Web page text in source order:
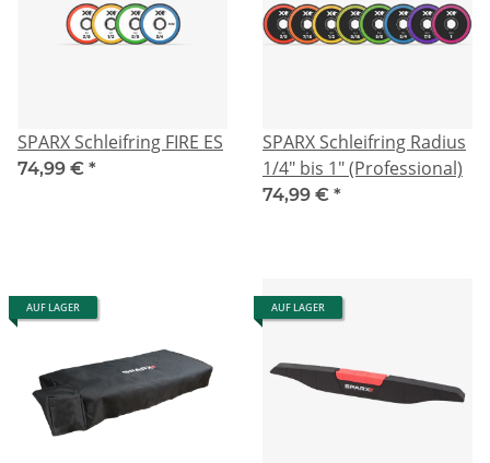
SPARX Schleifring FIRE ES
74,99 € *
SPARX Schleifring Radius
1/4" bis 1" (Professional)
74,99 € *
AUF LAGER AUF LAGER